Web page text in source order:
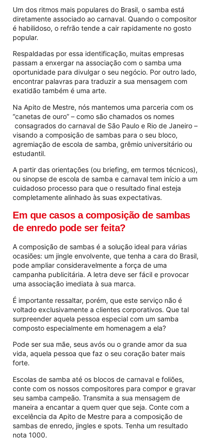
Um dos ritmos mais populares do Brasil, o samba está
diretamente associado ao carnaval. Quando o compositor
é habilidoso, o refrão tende a cair rapidamente no gosto
popular.
Respaldadas por essa identificação, muitas empresas
passam a enxergar na associação com o samba uma
oportunidade para divulgar o seu negócio. Por outro lado,
encontrar palavras para traduzir a sua mensagem com
exatidão também é uma arte.
Na Apito de Mestre, nós mantemos uma parceria com os
“canetas de ouro” – como são chamados os nomes
consagrados do carnaval de São Paulo e Rio de Janeiro –
visando a composição de sambas para o seu bloco,
agremiação de escola de samba, grêmio universitário ou
estudantil.
A partir das orientações (ou briefing, em termos técnicos),
ou sinopse de escola de samba e carnaval tem início a um
cuidadoso processo para que o resultado final esteja
completamente alinhado às suas expectativas.
Em que casos a composição de sambas
de enredo pode ser feita?
A composição de sambas é a solução ideal para várias
ocasiões: um jingle envolvente, que tenha a cara do Brasil,
pode ampliar consideravelmente a força de uma
campanha publicitária. A letra deve ser fácil e provocar
uma associação imediata à sua marca.
É importante ressaltar, porém, que este serviço não é
voltado exclusivamente a clientes corporativos. Que tal
surpreender aquela pessoa especial com um samba
composto especialmente em homenagem a ela?
Pode ser sua mãe, seus avós ou o grande amor da sua
vida, aquela pessoa que faz o seu coração bater mais
forte.
Escolas de samba até os blocos de carnaval e foliões,
conte com os nossos compositores para compor e gravar
seu samba campeão. Transmita a sua mensagem de
maneira a encantar a quem quer que seja. Conte com a
excelência da Apito de Mestre para a composição de
sambas de enredo, jingles e spots. Tenha um resultado
nota 1000.